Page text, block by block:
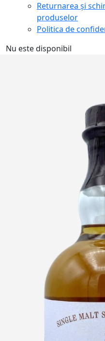
Returnarea și
produselor
Politica de
Nu este disponibil